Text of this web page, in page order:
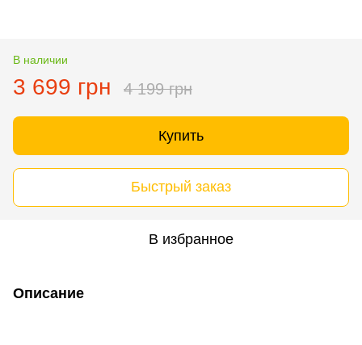
В наличии
3 699 грн 4 199 грн
Купить
Быстрый заказ
В избранное
Описание